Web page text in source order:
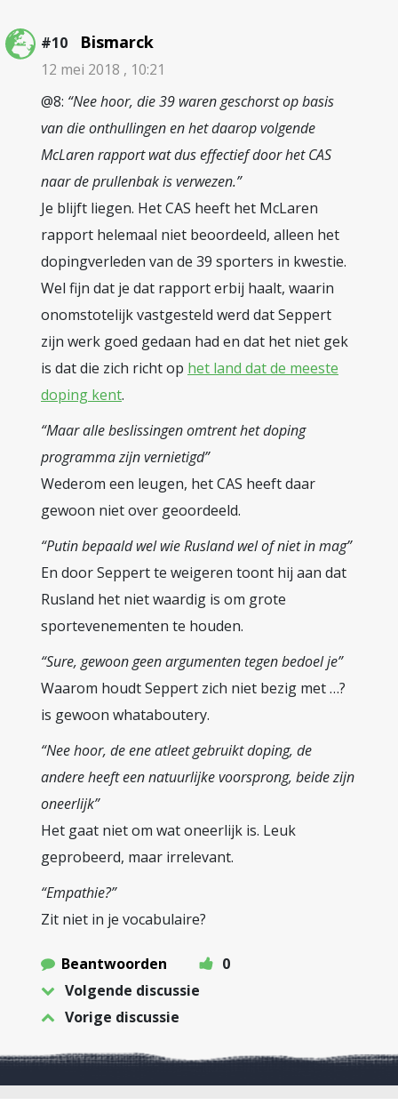
#10 Bismarck
12 mei 2018 , 10:21
@8: “Nee hoor, die 39 waren geschorst op basis
van die onthullingen en het daarop volgende
McLaren rapport wat dus effectief door het CAS
naar de prullenbak is verwezen.”
Je blijft liegen. Het CAS heeft het McLaren
rapport helemaal niet beoordeeld, alleen het
dopingverleden van de 39 sporters in kwestie.
Wel fijn dat je dat rapport erbij haalt, waarin
onomstotelijk vastgesteld werd dat Seppert
zijn werk goed gedaan had en dat het niet gek
is dat die zich richt op het land dat de meeste
doping kent.
“Maar alle beslissingen omtrent het doping
programma zijn vernietigd”
Wederom een leugen, het CAS heeft daar
gewoon niet over geoordeeld.
“Putin bepaald wel wie Rusland wel of niet in mag”
En door Seppert te weigeren toont hij aan dat
Rusland het niet waardig is om grote
sportevenementen te houden.
“Sure, gewoon geen argumenten tegen bedoel je”
Waarom houdt Seppert zich niet bezig met …?
is gewoon whataboutery.
“Nee hoor, de ene atleet gebruikt doping, de
andere heeft een natuurlijke voorsprong, beide zijn
oneerlijk”
Het gaat niet om wat oneerlijk is. Leuk
geprobeerd, maar irrelevant.
“Empathie?”
Zit niet in je vocabulaire?
Beantwoorden
0
Volgende discussie
Vorige discussie